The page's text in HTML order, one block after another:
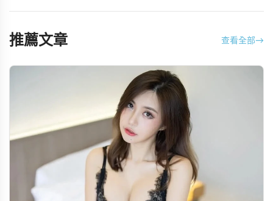
推薦文章 查看全部→